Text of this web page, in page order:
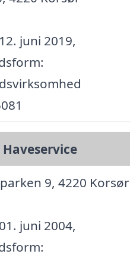
juni 2019,
Haveservice
9, 4220 Korsør
juni 2004,